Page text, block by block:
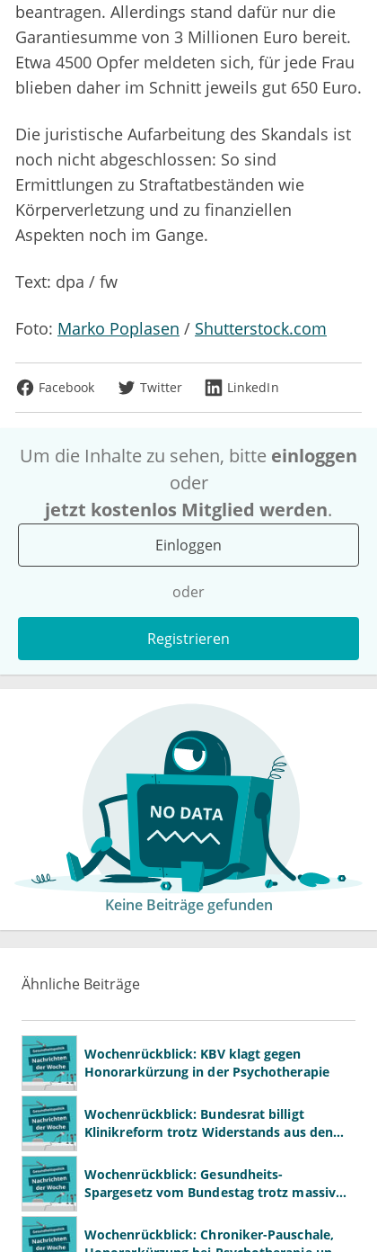
beantragen. Allerdings stand dafür nur die
Garantiesumme von 3 Millionen Euro bereit.
Etwa 4500 Opfer meldeten sich, für jede Frau
blieben daher im Schnitt jeweils gut 650 Euro.
Die juristische Aufarbeitung des Skandals ist
noch nicht abgeschlossen: So sind
Ermittlungen zu Straftatbeständen wie
Körperverletzung und zu finanziellen
Aspekten noch im Gange.
Text: dpa / fw
Foto: Marko Poplasen / Shutterstock.com
Facebook Twitter LinkedIn
Um die Inhalte zu sehen, bitte einloggen
oder
jetzt kostenlos Mitglied werden.
Einloggen
oder
Registrieren
Keine Beiträge gefunden
Ähnliche Beiträge
Wochenrückblick: KBV klagt gegen
Honorarkürzung in der Psychotherapie
Wochenrückblick: Bundesrat billigt
Klinikreform trotz Widerstands aus den
Wochenrückblick: Gesundheits-
Spargesetz vom Bundestag trotz massiver
Wochenrückblick: Chroniker-Pauschale,